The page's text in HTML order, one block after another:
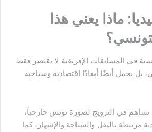
ماذا يعني هذا
في المسابقات الإفريقية لا يقتصر فقط
بل يحمل أيضًا أبعادًا اقتصادية وسياحية
تساهم في الترويج لصورة تونس خارجياً،
مرتبطة بالنقل والسياحة والإشهار، كما